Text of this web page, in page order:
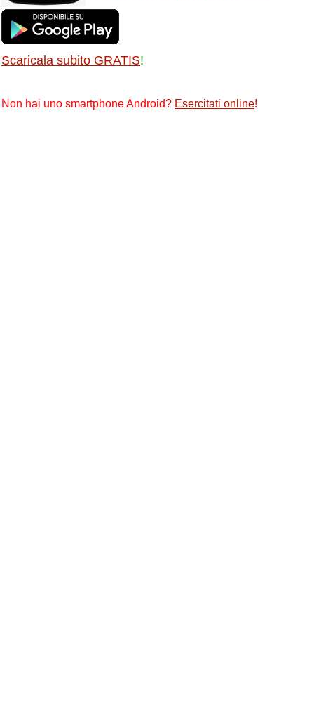
Scaricala subito GRATIS!
Non hai uno smartphone Android? Esercitati online!